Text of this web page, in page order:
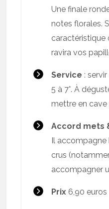
Une finale
notes florales.
caractéristique
ravira vos
Service :
5 à 7°. À
mettre en cave
Accord mets
Il accompagne
crus
accompagner
Prix6,90 euros